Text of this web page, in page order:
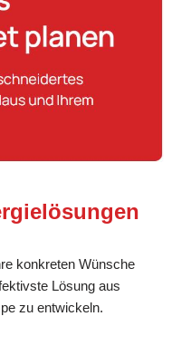
konkreten Wünsche
Lösung aus
zu entwickeln.